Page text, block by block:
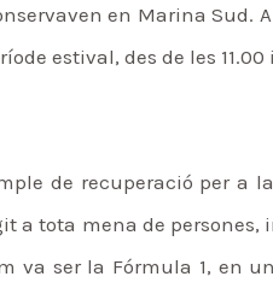
en Marina
estival, des de les 11.00
de recuperació per a
tota mena de
ser la Fórmula 1, en